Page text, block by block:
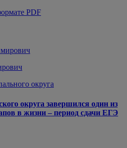
PDF
округа
округа завершился один из
в жизни – период сдачи ЕГЭ